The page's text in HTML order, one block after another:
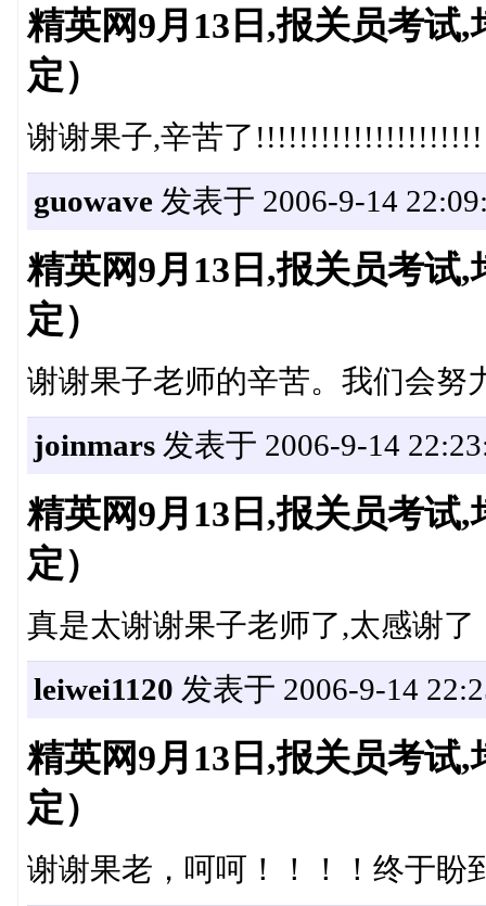
精英网9月13日,报关员考试
定）
谢谢果子,辛苦了
guowave发表于 2006-9-14
精英网9月13日,报关员考试
定）
谢谢果子老师的辛苦。我们会努
joinmars发表于 2006-9-14
精英网9月13日,报关员考试
定）
真是太谢谢果子老师了,太感谢了
leiwei1120 发表于 2006-9-14
精英网9月13日,报关员考试
定）
谢谢果老，呵呵！！！！终于盼